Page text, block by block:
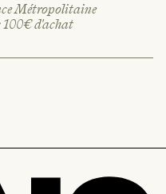
Métropolitaine
100€ d'achat